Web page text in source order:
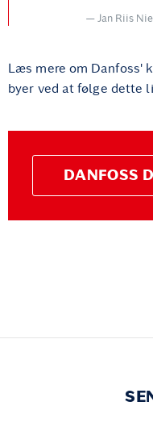
Jan Riis
Læs mere om Danfoss'
byer ved at følge dette
DANFOSS